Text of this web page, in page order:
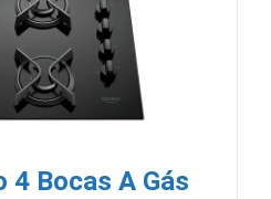
4 Bocas A Gás